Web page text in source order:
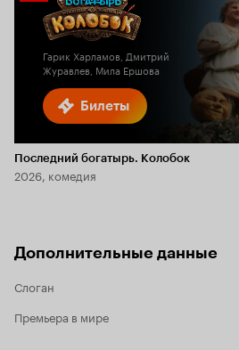
Билеты
Кинопоиска
Гарик Харламов, Дмитрий
Журавлев, Мила Ершова
Последний богатырь. Колобок
2026, комедия
Дополнительные данные
Слоган
Премьера в мире